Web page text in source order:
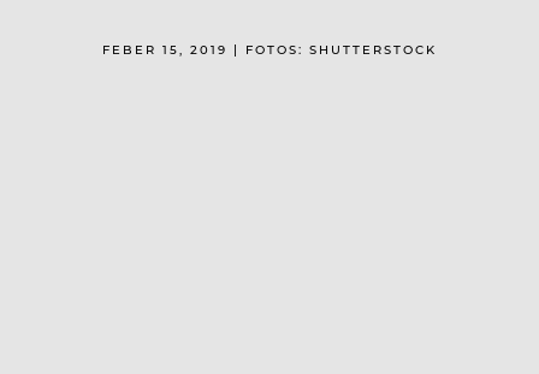
FEBER 15, 2019 | FOTOS: SHUTTERSTOCK